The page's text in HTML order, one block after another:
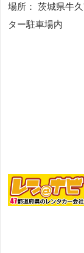
場所： 茨城県牛
ター駐車場内